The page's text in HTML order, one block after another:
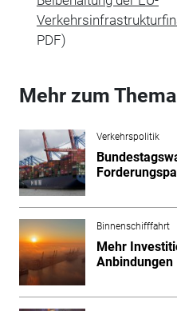
PDF)
Mehr zum
Verkehrspolitik
Binnenschifffahrt
Mehr
Anbindungen